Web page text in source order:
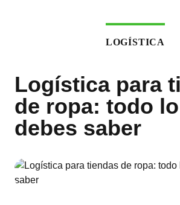
LOGÍSTICA
Logística para
de ropa: todo
debes saber